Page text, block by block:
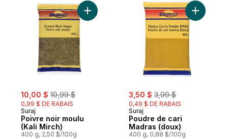
sale:
10,00 $ , formerly:
10,99 $
0,99 $ DE RABAIS
Suraj
Poivre noir moulu
(Kali Mirch)
400 g, 2,50 $/100g
Ajouter Poivre noir moulu (Kali Mirch) au
sale:
3,50 $ , formerly:
3,99 $
0,49 $ DE RABAIS
Suraj
Poudre de cari
Madras (doux)
400 g, 0,88 $/100g
Ajouter